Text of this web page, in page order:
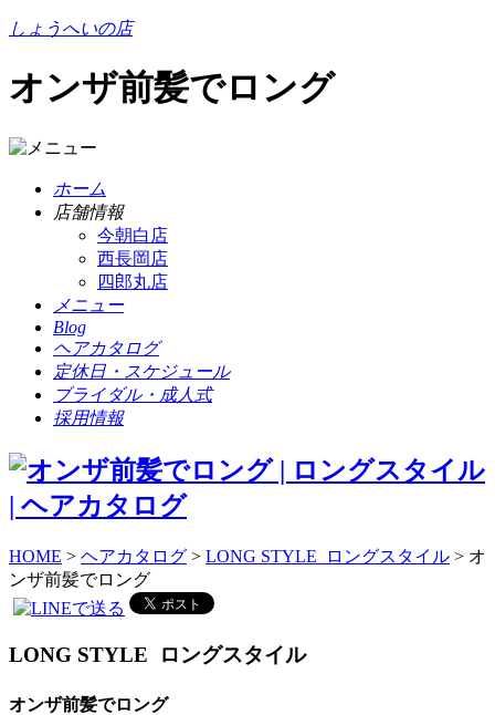
しょうへいの店
オンザ前髪でロング
ホーム
店舗情報
今朝白店
西長岡店
四郎丸店
メニュー
Blog
ヘアカタログ
定休日・スケジュール
ブライダル・成人式
採用情報
HOME > ヘアカタログ > LONG STYLE ロングスタイル > オ
ンザ前髪でロング
LONG STYLE ロングスタイル
オンザ前髪でロング